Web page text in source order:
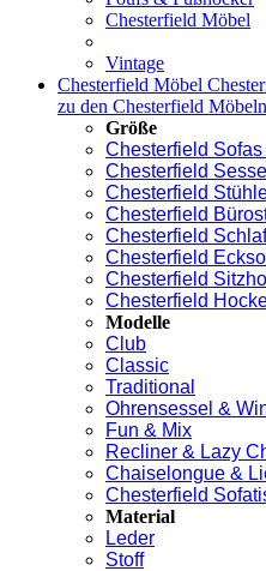
Chesterfield Möbel
Vintage
Chesterfield Möbel
zu den Chesterfield Möbeln
Größe
Chesterfield
Chesterfield Sessel
Chesterfield
Chesterfield
Chesterfield
Chesterfield
Chesterfield
Chesterfield
Modelle
Club
Classic
Traditional
Ohrensessel &
Fun & Mix
Recliner & Lazy
Chaiselongue &
Chesterfield
Material
Leder
Stoff